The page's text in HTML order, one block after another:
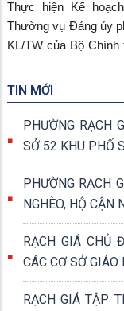
Thực hiện Kế
Thường vụ Đảng ủy
KL/TW của Bộ
đề toàn khóa,
phường tập trung
bộ đảng viên, công
Và Bác Tôn với nhiều
TIN MỚI
PHƯỜNG RẠCH
SỞ 52 KHU PHỐ
PHƯỜNG RẠCH GIÁ
NGHÈO, HỘ CẬN
RẠCH GIÁ CHỦ
CÁC CƠ SỞ GIÁO
RẠCH GIÁ TẬP